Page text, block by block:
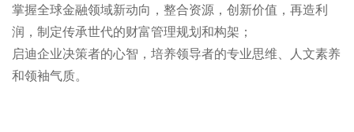
掌握全球金融领域新动向，整合资源，创新价值，再造利
润，制定传承世代的财富管理规划和构架；
启迪企业决策者的心智，培养领导者的专业思维、人文素养
和领袖气质。